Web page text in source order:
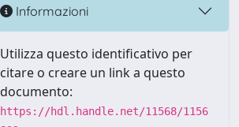
Informazioni
Utilizza questo identificativo per
citare o creare un link a questo
documento:
https://hdl.handle.net/11568/1156